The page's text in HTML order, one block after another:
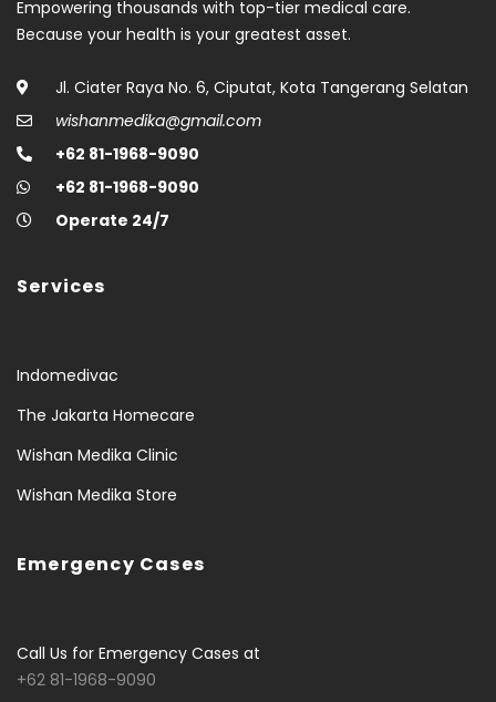
Empowering thousands with top-tier medical care.
Because your health is your greatest asset.
Jl. Ciater Raya No. 6, Ciputat, Kota Tangerang Selatan
wishanmedika@gmail.com
+62 81-1968-9090
+62 81-1968-9090
Operate 24/7
Services
Indomedivac
The Jakarta Homecare
Wishan Medika Clinic
Wishan Medika Store
Emergency Cases
Call Us for Emergency Cases at
+62 81-1968-9090